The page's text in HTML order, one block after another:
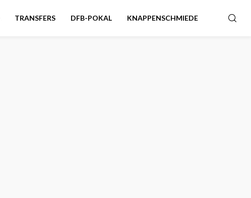
TRANSFERS DFB-POKAL KNAPPENSCHMIEDE